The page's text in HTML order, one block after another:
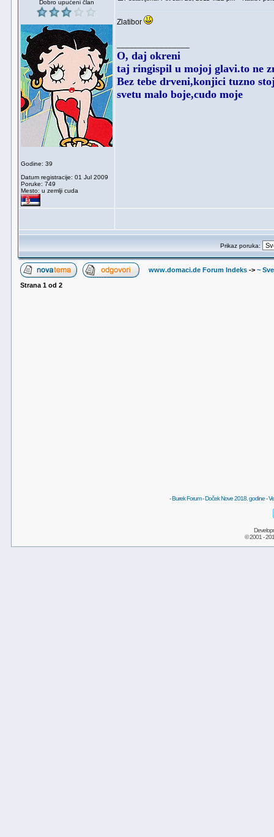
Dobro upućeni član
Godine: 39
Datum registracije: 01 Jul 2009
Poruke: 749
Mesto: u zemlji cuda
Zlatibor
O, daj okreni
taj ringispil u mojoj glavi.to ne
Bez tebe drveni,konjici tuzno
svetu malo boje,cudo moje
Prikaz poruka:
www.domaci.de Forum Indeks -> ~
Strana 1 od 2
-Burek Forum-Doček Nove 2018. godine-
© 2001 -